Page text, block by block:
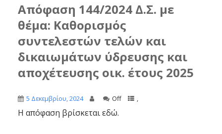
Απόφαση 144/2024 Δ.Σ. με
θέμα: Καθορισμός
συντελεστών τελών και
δικαιωμάτων ύδρευσης και
αποχέτευσης οικ. έτους 2025
5 Δεκεμβρίου, 2024 Off
Η απόφαση βρίσκεται εδώ.